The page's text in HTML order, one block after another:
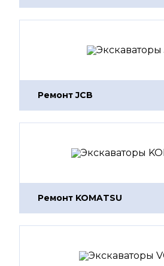
Ремонт JCB
Ремонт KOMATSU